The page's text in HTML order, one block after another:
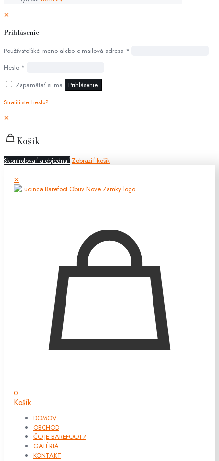
✕
Prihlásenie
Používateľské meno alebo e-mailová adresa *
Heslo *
Zapamätať si ma
Prihlásenie
Stratili ste heslo?
✕
Košík
Skontrolovať a objednať Zobraziť košík
✕
0
Košík
DOMOV
OBCHOD
ČO JE BAREFOOT?
GALÉRIA
KONTAKT